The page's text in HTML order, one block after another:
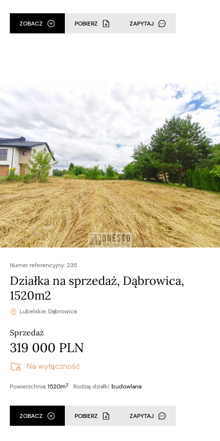
ZOBACZ POBIERZ ZAPYTAJ
Na wyłączność
Numer referencyjny:235
Działka na sprzedaż, Dąbrowica,
1520m2
Lubelskie, Dąbrowica
Sprzedaż
319 000 PLN
Powierzchnia:1520m2 Rodzaj działki:budowlana
ZOBACZ POBIERZ ZAPYTAJ